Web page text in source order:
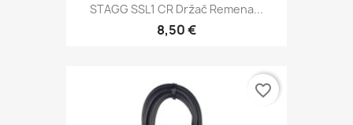
STAGG SSL1 CR Držač Remena...
8,50 €
favorite_border